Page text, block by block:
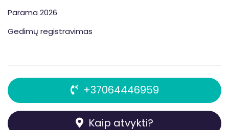
Parama 2026
Gedimų registravimas
+37064446959
Kaip atvykti?